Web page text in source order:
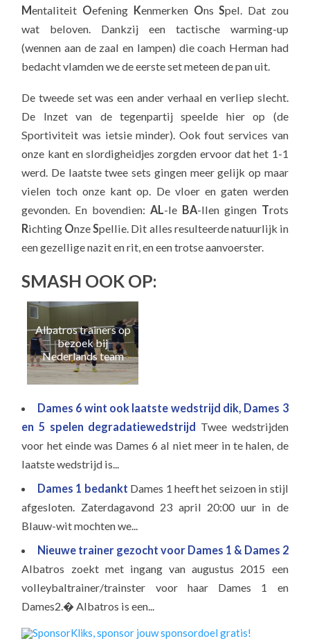
Mentaliteit Oefening Kenmerken OnsSpel. Dat zou
wat beloven. Dankzij een tactische warming-up
(wennen aan de zaal en lampen) die coach Herman had
bedacht vlamden we de eerste set meteen de pan uit.
De tweede set was een ander verhaal en verliep slecht.
De Inzet van de tegenpartij speelde hier op (de
Sportiviteit was ietsie minder). Ook fout services van
onze kant en slordigheidjes zorgden ervoor dat het 1-1
werd. De laatste twee sets gingen meer gelijk op maar
vielen toch onze kant op. De vloer en gaten werden
gevonden. En bovendien: AL-le BA-llen gingen Trots
Richting OnzeSpellie. Dit alles resulteerde natuurlijk in
een gezellige nazit en rit, en een trotse aanvoerster.
SMASH OOK OP:
Albatros trainers op
bezoek bij
Nederlands team
Dames 6 wint ook laatste wedstrijd dik, Dames 3
en 5 spelen degradatiewedstrijd Twee wedstrijden
voor het einde was Dames 6 al niet meer in te halen, de
laatste wedstrijd is...
Dames 1 bedankt Dames 1 heeft het seizoen in stijl
afgesloten. Zaterdagavond 23 april 20:00 uur in de
Blauw-wit mochten we...
Nieuwe trainer gezocht voor Dames 1 & Dames 2
Albatros zoekt met ingang van augustus 2015 een
volleybaltrainer/trainster voor haar Dames 1 en
Dames2.� Albatros is een...